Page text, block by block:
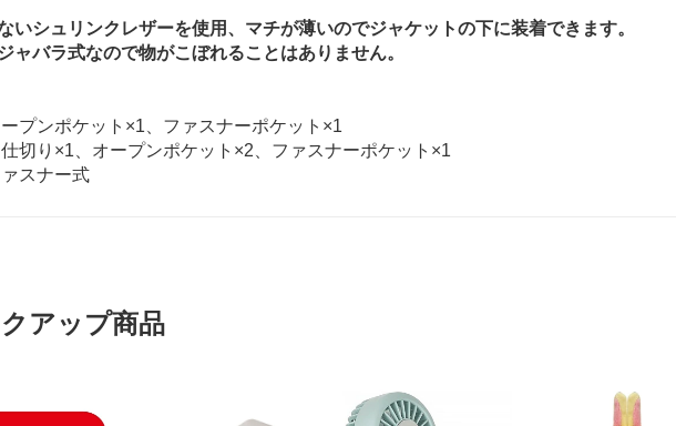
いシュリンクレザーを使用、マチが薄いのでジャケットの下に装着できます。
ャバラ式なので物がこぼれることはありません。
ープンポケット×1、ファスナーポケット×1
仕切り×1、オープンポケット×2、ファスナーポケット×1
ァスナー式
アップ商品